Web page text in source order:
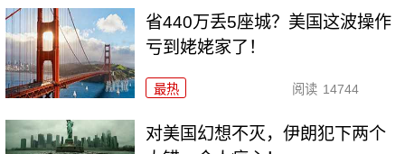
省440万丢5座城？美国这波操作
亏到姥姥家了！
最热 阅读 14744
对美国幻想不灭，伊朗犯下两个